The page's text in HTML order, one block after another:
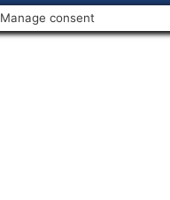
Manage consent